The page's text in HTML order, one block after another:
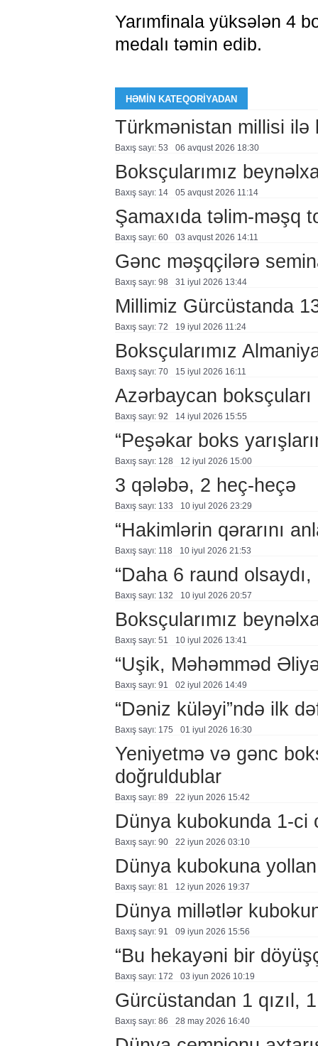
Yarımfinala yüksələn 4
medalı təmin edib.
HƏMIN KATEQORIYADAN
Türkmənistan millisi ilə
Baxış sayı: 53 06 avqust 2026 18:30
Boksçularımız
Baxış sayı: 14 05 avqust 2026 11:14
Şamaxıda təlim-məşq
Baxış sayı: 60 03 avqust 2026 14:11
Gənc məşqçilərə
Baxış sayı: 98 31 i̇yul 2026 13:44
Millimiz Gürcüstanda
Baxış sayı: 72 19 i̇yul 2026 11:24
Boksçularımız
Baxış sayı: 70 15 i̇yul 2026 16:11
Azərbaycan
Baxış sayı: 92 14 i̇yul 2026 15:55
“Peşəkar boks
Baxış sayı: 128 12 i̇yul 2026 15:00
3 qələbə, 2 heç-heçə
Baxış sayı: 133 10 i̇yul 2026 23:29
“Hakimlərin qərarını
Baxış sayı: 118 10 i̇yul 2026 21:53
“Daha 6 raund
Baxış sayı: 132 10 i̇yul 2026 20:57
Boksçularımız
Baxış sayı: 51 10 i̇yul 2026 13:41
“Uşik, Məhəmməd
Baxış sayı: 91 02 i̇yul 2026 14:49
“Dəniz küləyi”ndə ilk
Baxış sayı: 175 01 i̇yul 2026 16:30
Yeniyetmə və gənc
doğruldublar
Baxış sayı: 89 22 i̇yun 2026 15:42
Dünya kubokunda 1-ci
Baxış sayı: 90 22 i̇yun 2026 03:10
Dünya kubokuna
Baxış sayı: 81 12 i̇yun 2026 19:37
Dünya millətlər
Baxış sayı: 91 09 i̇yun 2026 15:56
“Bu hekayəni bir
Baxış sayı: 172 03 i̇yun 2026 10:19
Gürcüstandan 1 qızıl,
Baxış sayı: 86 28 may 2026 16:40